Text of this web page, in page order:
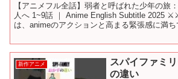
【アニメフル全話】弱者と呼ばれた少年の旅
人へ 1~9話 ｜ Anime English Subtitle 2025
は、animeのアクションと高まる緊張感に満ち
新作アニメ
スパイファミ
の違い